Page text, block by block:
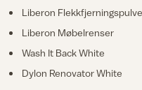
Liberon
Liberon Møbelrenser
Wash It Back White
Dylon Renovator White